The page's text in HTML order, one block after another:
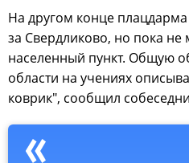
На другом конце
за Свердликово, но пока не
населенный пункт. Общую
области на учениях
коврик", сообщил